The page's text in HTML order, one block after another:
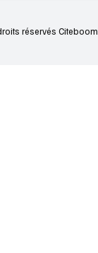
réservés